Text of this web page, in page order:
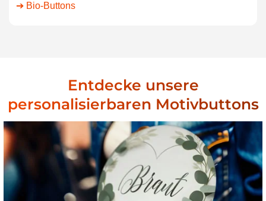
➔ Bio-Buttons
Entdecke unsere
personalisierbaren Motivbuttons